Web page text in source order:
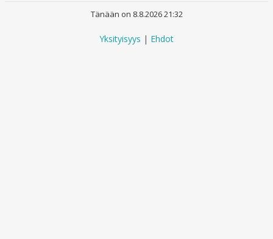
Tänään on 8.8.2026 21:32
Yksityisyys | Ehdot